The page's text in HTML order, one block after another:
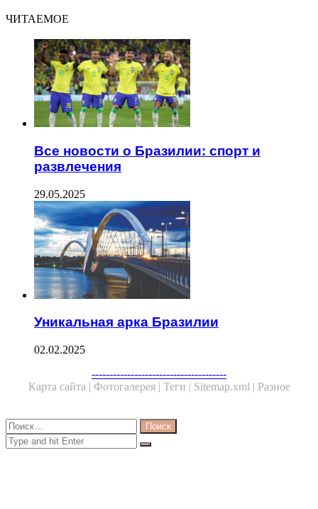
ЧИТАЕМОЕ
Все новости о Бразилии: спорт и
развлечения
29.05.2025
Уникальная арка Бразилии
02.02.2025
--------------------------------------
Карта сайта | Фотогалерея | Теги | Sitemap.xml | Разное
Close
Найти:
Close
Search